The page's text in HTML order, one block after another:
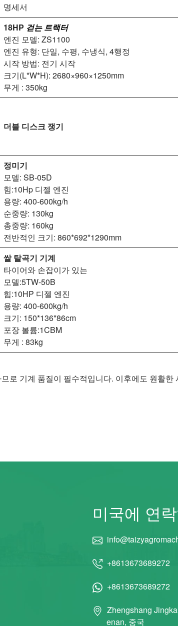
명세서
18HP 걷는 트랙터
엔진 모델: ZS1100
엔진 유형: 단일, 수평, 수냉식, 4행정
시작 방법: 전기 시작
크기(L*W*H): 2680×960×1250mm
무게 : 350kg
더블 디스크 쟁기
정미기
모델: SB-05D
힘:10Hp 디젤 엔진
용량: 400-600kg/h
순중량: 130kg
총중량: 160kg
전반적인 크기: 860*692*1290mm
쌀 탈곡기 기계
타이어와 손잡이가 있는
모델:5TW-50B
힘:10HP 디젤 엔진
용량: 400-600kg/h
크기: 150*136*86cm
포장 볼륨:1CBM
무게 : 83kg
로 기계 품질이 필수적입니다. 이후에도 원활
미국에 연
+8613673689272
+8613673689272
Zhengshang
enan, 중국